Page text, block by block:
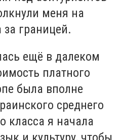
меня на
за границей.
ещё в далеком
платного
была вполне
среднего
класса я начала